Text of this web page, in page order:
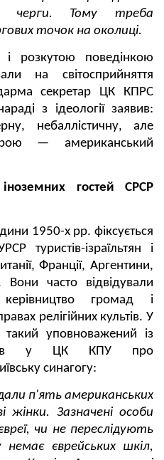
черги. Тому треба
точок на околиці.
і розкутою поведінкою
на світосприйняття
секретар ЦК КПРС
з ідеології заявив:
небаллістичну, але
— американський
гостей СРСР
1950-х рр. фіксується
туристів-ізраїльтян і
Франції, Аргентини,
часто відвідували
громад і
релігійних культів. У
уповноважений із
у ЦК КПУ про
синагогу:
п'ять американських
жінки. Зазначені особи
чи не переслідують
немає єврейських шкіл,